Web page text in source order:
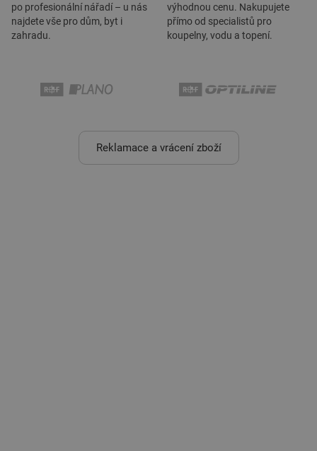
po profesionální nářadí – u nás
najdete vše pro dům, byt i
zahradu.
výhodnou cenu. Nakupujete
přímo od specialistů pro
koupelny, vodu a topení.
Reklamace a vrácení zboží